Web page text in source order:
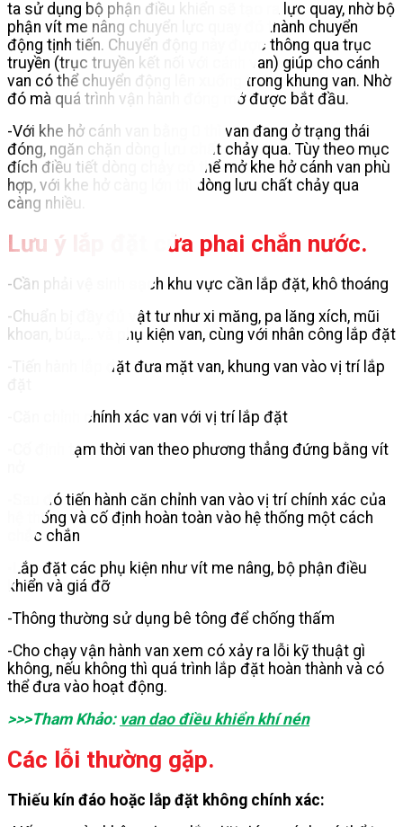
ta sử dụng bộ phận điều khiển sẽ tạo ra lực quay, nhờ bộ
phận vít me nâng chuyển lực quay đó thành chuyển
động tịnh tiến. Chuyển động này được thông qua trục
truyền (trục truyền kết nối với cánh van) giúp cho cánh
van có thể chuyển động lên xuống trong khung van. Nhờ
đó mà quá trình vận hành đóng mở được bắt đầu.
-Với khe hở cánh van bằng 0 thì van đang ở trạng thái
đóng, ngăn chặn dòng lưu chất chảy qua. Tùy theo mục
đích điều tiết dòng chảy có thể mở khe hở cánh van phù
hợp, với khe hở càng lớn thì dòng lưu chất chảy qua
càng nhiều.
Lưu ý lắp đặt cửa phai chắn nước.
-Cần phải vệ sinh sạch khu vực cần lắp đặt, khô thoáng
-Chuẩn bị đầy đủ vật tư như xi măng, pa lăng xích, mũi
khoan, búa,… và phụ kiện van, cùng với nhân công lắp đặt
-Tiến hành lắp đặt đưa mặt van, khung van vào vị trí lắp
-Căn chỉnh chính xác van với vị trí lắp đặt
-Cố định tạm thời van theo phương thẳng đứng bằng vít
-Sau đó tiến hành căn chỉnh van vào vị trí chính xác của
hệ thống và cố định hoàn toàn vào hệ thống một cách
chắc chắn
-Lắp đặt các phụ kiện như vít me nâng, bộ phận điều
khiển và giá đỡ
-Thông thường sử dụng bê tông để chống thấm
-Cho chạy vận hành van xem có xảy ra lỗi kỹ thuật gì
không, nếu không thì quá trình lắp đặt hoàn thành và có
thể đưa vào hoạt động.
>>>Tham Khảo: van dao điều khiển khí nén
Các lỗi thường gặp.
Thiếu kín đáo hoặc lắp đặt không chính xác: